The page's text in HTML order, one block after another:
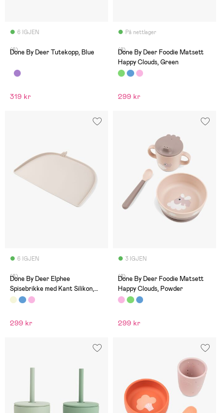
6 IGJEN
(6)
Done By Deer Tutekopp, Blue
319 kr
På nettlager
(8)
Done By Deer Foodie Matsett
Happy Clouds, Green
299 kr
6 IGJEN
(6)
Done By Deer Elphee
Spisebrikke med Kant Silikon,
Sand
299 kr
3 IGJEN
(8)
Done By Deer Foodie Matsett
Happy Clouds, Powder
299 kr